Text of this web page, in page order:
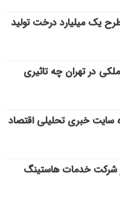
طرح یک میلیارد درخت تولید
در تهران چه تاثیری
سایت خبری تحلیلی اقتصاد
شرکت خدمات هاستینگ